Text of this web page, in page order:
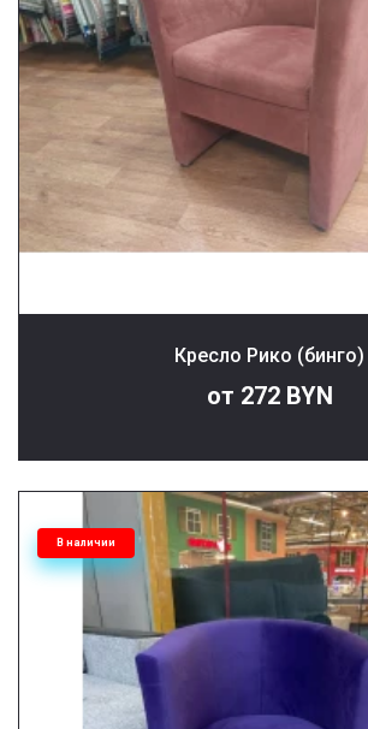
Кресло Рико (бинго)
от 272 BYN
В наличии